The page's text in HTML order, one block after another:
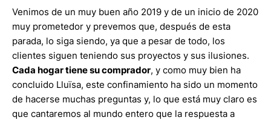
Venimos de un muy buen año 2019 y de un inicio de 2020
muy prometedor y prevemos que, después de esta
parada, lo siga siendo, ya que a pesar de todo, los
clientes siguen teniendo sus proyectos y sus ilusiones.
Cada hogar tiene su comprador, y como muy bien ha
concluido Lluïsa, este confinamiento ha sido un momento
de hacerse muchas preguntas y, lo que está muy claro es
que cantaremos al mundo entero que la respuesta a